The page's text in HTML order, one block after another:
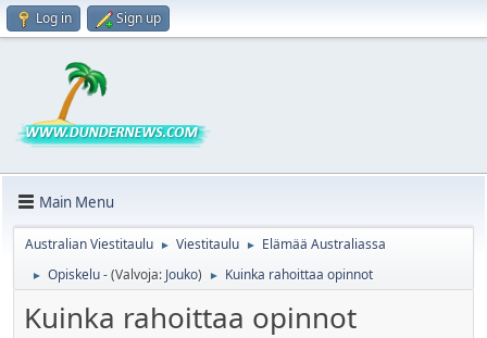
Log in Sign up
Main Menu
Australian Viestitaulu ► Viestitaulu ► Elämää Australiassa
► Opiskelu -(Valvoja: Jouko) ► Kuinka rahoittaa opinnot
Kuinka rahoittaa opinnot